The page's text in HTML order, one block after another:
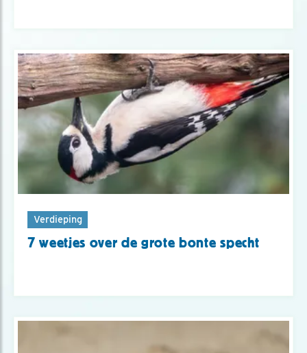
Verdieping
7 weetjes over de grote bonte specht